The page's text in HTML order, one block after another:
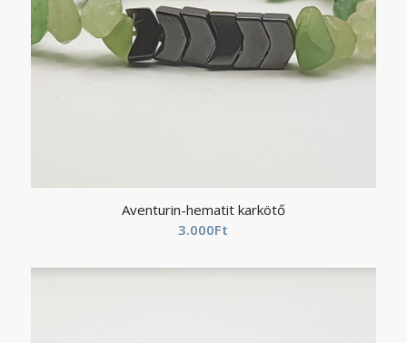
Aventurin-hematit karkötő
3.000Ft